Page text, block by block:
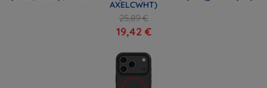
AXELCWHT)
25,89 €
19,42 €